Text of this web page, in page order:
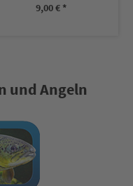
9,00 € *
und Angeln